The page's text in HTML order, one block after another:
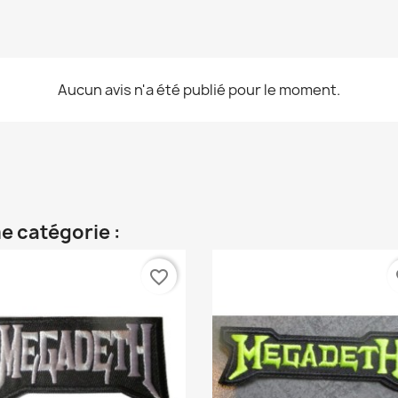
Aucun avis n'a été publié pour le moment.
catégorie :
favorite_border